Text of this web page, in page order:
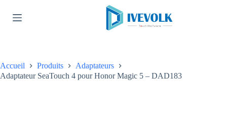
contenu
Accueil Produits
Adaptateurs
Adaptateur SeaTouch 4 pour Honor Magic 5 – DAD183